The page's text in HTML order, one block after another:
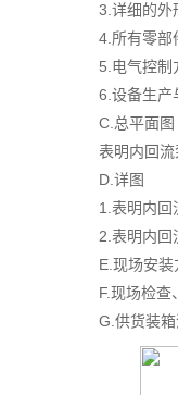
3.详细的外
4.所有零部
5.电气控制
6.设备生产
C.总平面图
表明内回
D.详图
1.表明内回
2.表明内回
E.现场安
F.现场检查
G.供货装